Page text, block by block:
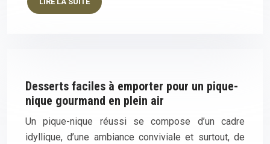
Desserts faciles à emporter pour un pique-
nique gourmand en plein air
Un pique-nique réussi se compose d’un cadre
idyllique, d’une ambiance conviviale et surtout, de